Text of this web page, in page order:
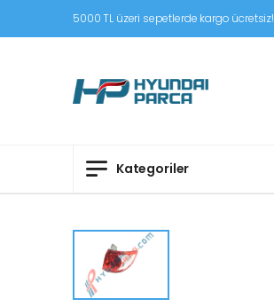
5000 TL üzeri sepetlerde kargo
Kategoriler